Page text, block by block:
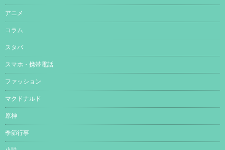
アニメ
コラム
スタバ
スマホ・携帯電話
ファッション
マクドナルド
原神
季節行事